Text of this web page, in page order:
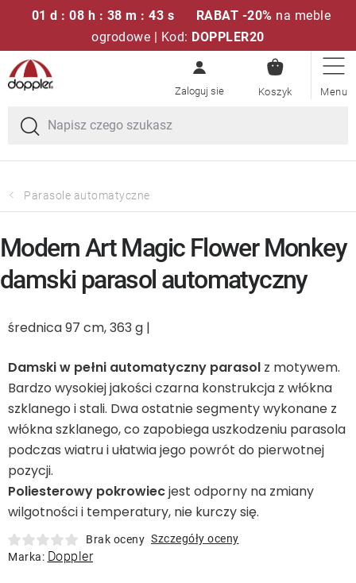
01 d : 08 h : 38 m : 43 s RABAT -20% na meble
ogrodowe | Kod: DOPPLER20
Przejść
do
treści
KOSZYK
Zestawy sof
Parasole ogrodowe
Poduszki i poduszki siedziskowe
Leżaki
Akcesoria
Parasole
Produkty gastronomiczne
Kolekcja
Parasole automatyczne
średnica 97 cm, 363 g |
Damski w pełni automatyczny parasol z motywem.
Bardzo wysokiej jakości czarna konstrukcja z włókna
szklanego i stali. Dwa ostatnie segmenty wykonane z
włókna szklanego, co zapobiega uszkodzeniu parasola
podczas wiatru i ułatwia jego powrót do pierwotnej
pozycji.
Poliesterowy pokrowiecjest odporny na zmiany
wilgotności i temperatury, nie kurczy się.
Brak oceny Szczegóły oceny
Marka: Doppler
Modern Art Magic Flower Monkey
damski parasol automatyczny